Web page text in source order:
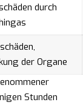
durch
der Organe
Stunden